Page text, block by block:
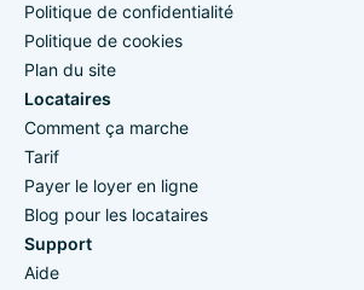
Politique de confidentialité
Politique de cookies
Plan du site
Locataires
Comment ça marche
Tarif
Payer le loyer en ligne
Blog pour les locataires
Support
Aide